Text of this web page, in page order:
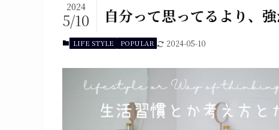
自分って思ってるより、
2024
5/10
LIFE STYLE POPULAR 2024-05-10